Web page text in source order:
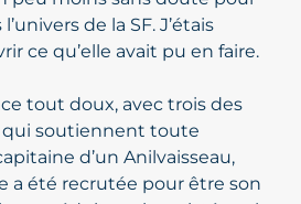
de la SF. J’étais
ce qu’elle avait pu en faire.
tout doux, avec trois des
soutiennent toute
d’un Anilvaisseau,
a été recrutée pour être son